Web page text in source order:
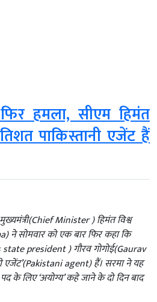
हमला, सीएम हिमंत
पाकिस्तानी एजेंट हैं
Minister ) हिमंत विश्व
ने सोमवार को एक बार फिर कहा कि
state president ) गौरव गोगोई(Gaurav
एजेंट’(Pakistani agent) हैं। सरमा ने यह
पद के लिए ‘अयोग्य’ कहे जाने के दो दिन बाद